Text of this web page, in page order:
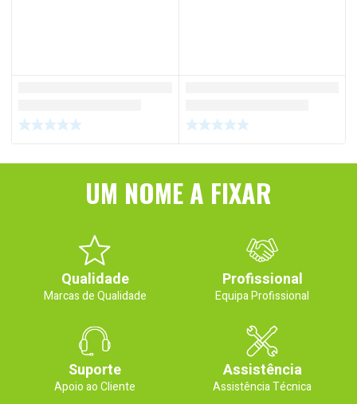
UM NOME A FIXAR
Qualidade
Marcas de Qualidade
Profissional
Equipa Profissional
Suporte
Apoio ao Cliente
Assistência
Assistência Técnica